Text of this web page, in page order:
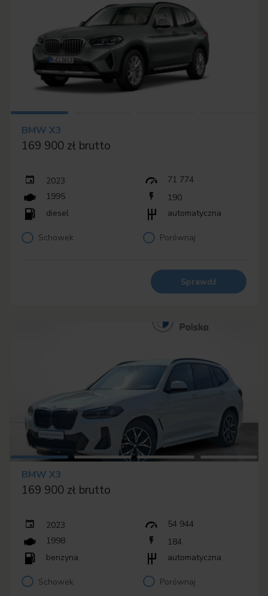
BMW X3
169 900 zł brutto
2023
71 774
1995
190
diesel
automatyczna
Schowek Porównaj
Sprawdź
BMW X3
169 900 zł brutto
2023
54 944
1998
184
benzyna
automatyczna
Schowek Porównaj